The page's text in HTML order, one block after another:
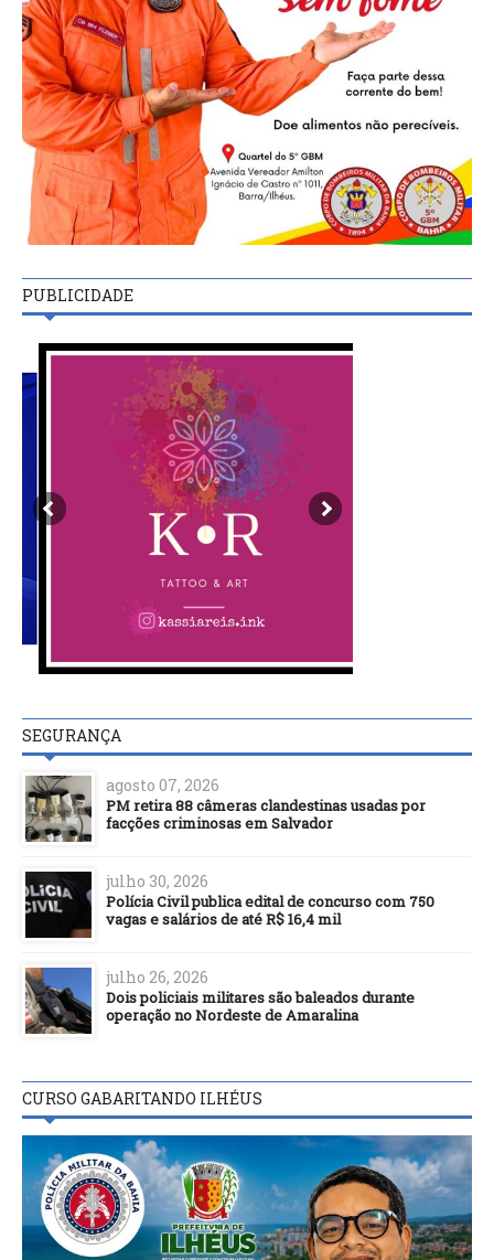
PUBLICIDADE
SEGURANÇA
agosto 07, 2026
PM retira 88 câmeras clandestinas usadas por
facções criminosas em Salvador
julho 30, 2026
Polícia Civil publica edital de concurso com 750
vagas e salários de até R$ 16,4 mil
julho 26, 2026
Dois policiais militares são baleados durante
operação no Nordeste de Amaralina
CURSO GABARITANDO ILHÉUS